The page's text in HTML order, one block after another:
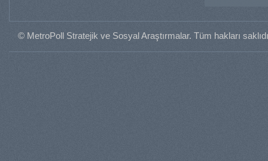
© MetroPoll Stratejik ve Sosyal Araştırmalar. Tüm hakları